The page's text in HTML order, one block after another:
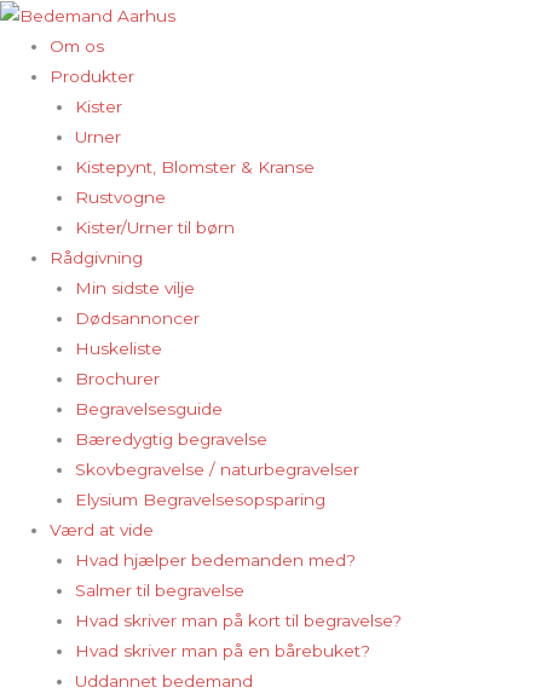
Gå
indholdet
Om os
Produkter
Kister
Urner
Kistepynt, Blomster & Kranse
Rustvogne
Kister/Urner til børn
Rådgivning
Min sidste vilje
Dødsannoncer
Huskeliste
Brochurer
Begravelsesguide
Bæredygtig begravelse
Skovbegravelse / naturbegravelser
Elysium Begravelsesopsparing
Værd at vide
Hvad hjælper bedemanden med?
Salmer til begravelse
Hvad skriver man på kort til begravelse?
Hvad skriver man på en bårebuket?
Uddannet bedemand